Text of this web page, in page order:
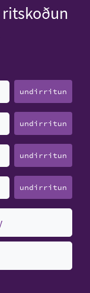
undirritun
undirritun
undirritun
undirritun